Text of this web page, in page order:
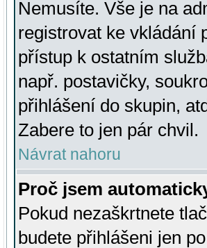
Nemusíte. Vše je na
registrovat ke vkládání
přístup k ostatním
např. postavičky,
přihlášení do skupin,
Zabere to jen pár chvil.
Návrat nahoru
Proč jsem
Pokud nezaškrtnete
budete přihlášeni jen